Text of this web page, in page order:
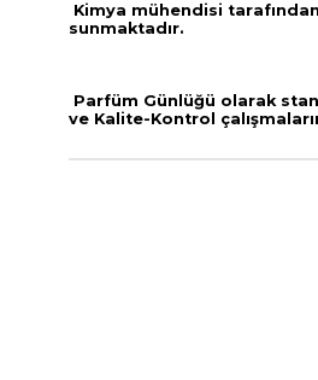
Kimya mühendisi
sunmaktadır.
Parfüm Günlüğü olarak
ve Kalite-Kontrol